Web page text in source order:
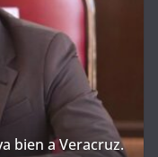
bien a Veracruz.